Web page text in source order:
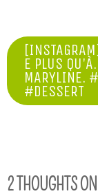
NAVIGATION
L’ARTICLE
E PLUS
MARYLINE.
#DESSERT
2 THOUGHTS ON “